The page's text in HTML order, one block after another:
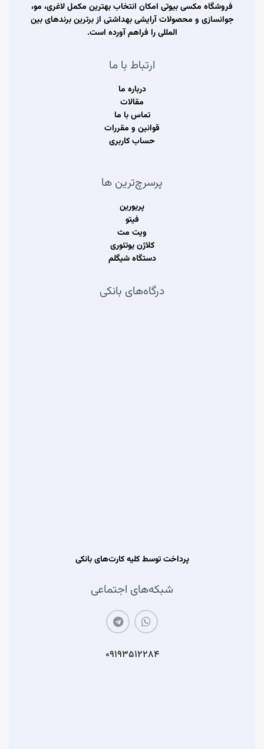
فروشگاه مکسی بیوتی امکان انتخاب بهترین مکمل لاغری، مو،
جوانسازی و محصولات آرایشی بهداشتی از برترین برندهای بین
المللی را فراهم آورده است.
ارتباط با ما
درباره ما
مقالات
تماس با ما
قوانین و مقررات
حساب کاربری
پرسرچ‌ترین ها
پریورین
فیتو
ویت مث
کلاژن یوتئوری
دستگاه شیگلم
درگاه‌های بانکی
پرداخت توسط کلیه کارت‌های بانکی
شبکه‌های اجتماعی
۰۹۱۹۳۵۱۲۲۸۴